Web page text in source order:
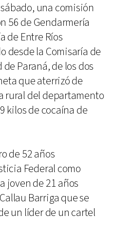
una comisión
56 de Gendarmería
de Entre Ríos
desde la Comisaría de
Paraná, de los dos
que aterrizó de
rural del departamento
kilos de cocaína de
de 52 años
Federal como
joven de 21 años
Barriga que se
un líder de un cartel